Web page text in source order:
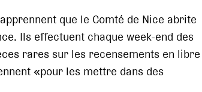
que le Comté de Nice abrite
Ils effectuent chaque week-end des
rares sur les recensements en libre
«pour les mettre dans des